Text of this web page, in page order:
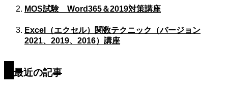
MOS試験 Word365＆2019対策講座
Excel（エクセル）関数テクニック（バージョン
2021、2019、2016）講座
最近の記事